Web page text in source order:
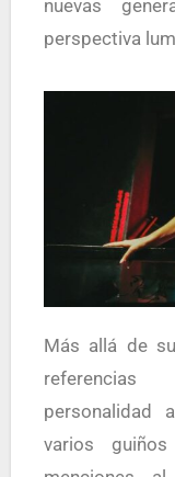
nuevas
perspectiva
Más allá de
personalidad
varios